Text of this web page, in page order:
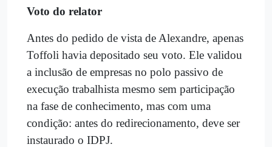
Voto do relator
Antes do pedido de vista de Alexandre, apenas
Toffoli havia depositado seu voto. Ele validou
a inclusão de empresas no polo passivo de
execução trabalhista mesmo sem participação
na fase de conhecimento, mas com uma
condição: antes do redirecionamento, deve ser
instaurado o IDPJ.